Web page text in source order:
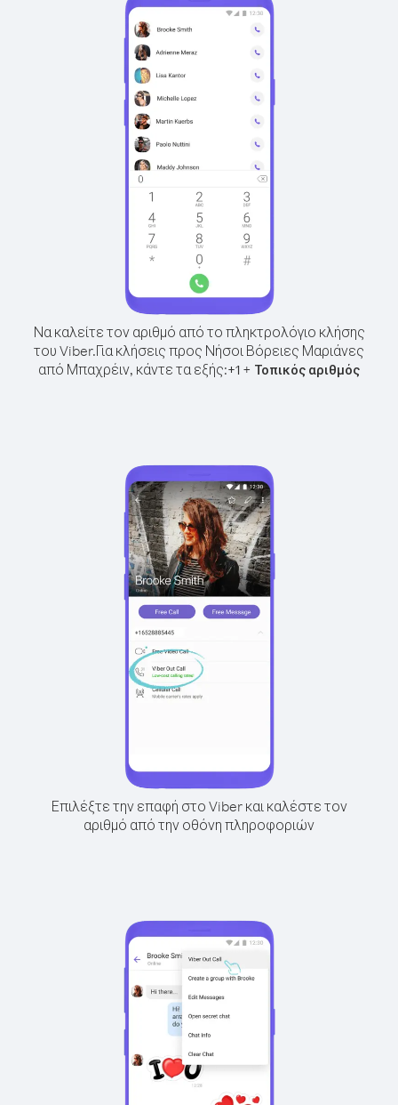
Να καλείτε τον αριθμό από το πληκτρολόγιο κλήσης
του Viber.Για κλήσεις προς Νήσοι Βόρειες Μαριάνες
από Μπαχρέιν, κάντε τα εξής:+1 + Τοπικός αριθμός
Επιλέξτε την επαφή στο Viber και καλέστε τον
αριθμό από την οθόνη πληροφοριών